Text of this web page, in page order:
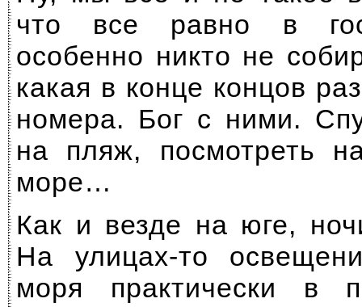
что все равно в
особенно никто не
какая в конце концов
номера. Бог с ними.
на пляж, посмотреть
море…
Как и везде на юге,
На улицах-то
моря практически в